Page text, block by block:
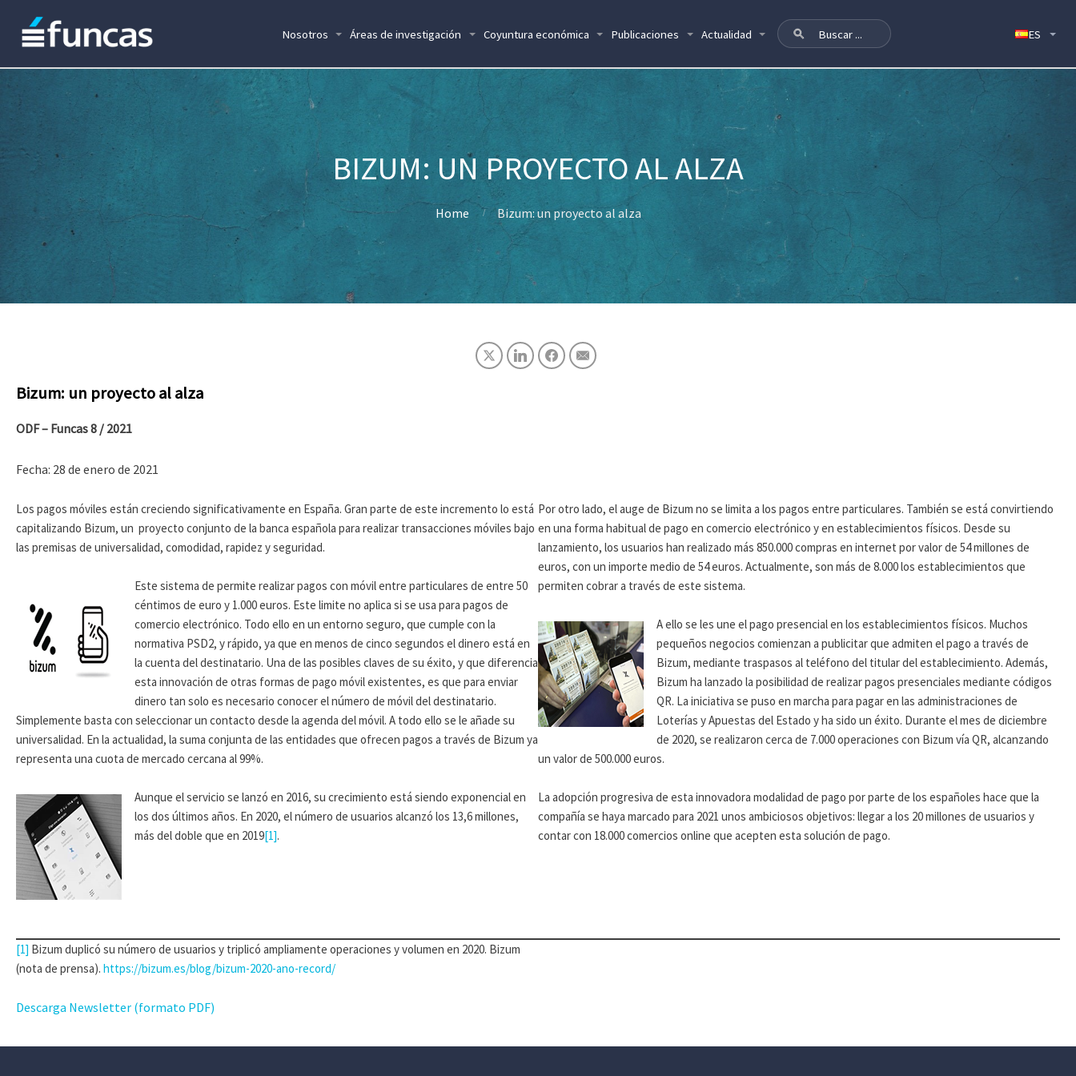
Nosotros Áreas de investigación Coyuntura económica Publicaciones Actualidad
BIZUM: UN PROYECTO AL ALZA
Home Bizum: un proyecto al alza
Bizum: un proyecto al alza
ODF – Funcas 8 / 2021
Fecha: 28 de enero de 2021
Los pagos móviles están creciendo significativamente en España. Gran parte de este incremento lo está
capitalizando Bizum, un proyecto conjunto de la banca española para realizar transacciones móviles bajo
las premisas de universalidad, comodidad, rapidez y seguridad.
Este sistema de permite realizar pagos con móvil entre particulares de entre 50
céntimos de euro y 1.000 euros. Este limite no aplica si se usa para pagos de
comercio electrónico. Todo ello en un entorno seguro, que cumple con la
normativa PSD2, y rápido, ya que en menos de cinco segundos el dinero está en
la cuenta del destinatario. Una de las posibles claves de su éxito, y que diferencia
esta innovación de otras formas de pago móvil existentes, es que para enviar
dinero tan solo es necesario conocer el número de móvil del destinatario.
Simplemente basta con seleccionar un contacto desde la agenda del móvil. A todo ello se le añade su
universalidad. En la actualidad, la suma conjunta de las entidades que ofrecen pagos a través de Bizum ya
representa una cuota de mercado cercana al 99%.
Aunque el servicio se lanzó en 2016, su crecimiento está siendo exponencial en
los dos últimos años. En 2020, el número de usuarios alcanzó los 13,6 millones,
más del doble que en 2019[1].
Por otro lado, el auge de Bizum no se limita a los pagos entre particulares. También se está convirtiendo
en una forma habitual de pago en comercio electrónico y en establecimientos físicos. Desde su
lanzamiento, los usuarios han realizado más 850.000 compras en internet por valor de 54 millones de
euros, con un importe medio de 54 euros. Actualmente, son más de 8.000 los establecimientos que
permiten cobrar a través de este sistema.
A ello se les une el pago presencial en los establecimientos físicos. Muchos
pequeños negocios comienzan a publicitar que admiten el pago a través de
Bizum, mediante traspasos al teléfono del titular del establecimiento. Además,
Bizum ha lanzado la posibilidad de realizar pagos presenciales mediante códigos
QR. La iniciativa se puso en marcha para pagar en las administraciones de
Loterías y Apuestas del Estado y ha sido un éxito. Durante el mes de diciembre
de 2020, se realizaron cerca de 7.000 operaciones con Bizum vía QR, alcanzando
un valor de 500.000 euros.
La adopción progresiva de esta innovadora modalidad de pago por parte de los españoles hace que la
compañía se haya marcado para 2021 unos ambiciosos objetivos: llegar a los 20 millones de usuarios y
contar con 18.000 comercios online que acepten esta solución de pago.
[1] Bizum duplicó su número de usuarios y triplicó ampliamente operaciones y volumen en 2020. Bizum
(nota de prensa). https://bizum.es/blog/bizum-2020-ano-record/
Descarga Newsletter (formato PDF)